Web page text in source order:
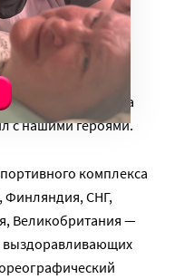
словами
в группах
миру, была
встреча
с нашими героями.
комплекса
Финляндия, СНГ,
Великобритания —
выздоравливающих